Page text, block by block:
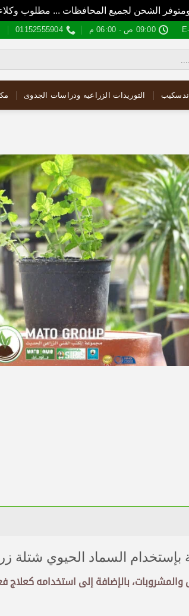
ومتوفر الشحن لجميع المحافظات ... مطلوب
09:00 ص - 06:00 م 01152555904
التوريدات الزراعيه ودراسات الجدوى
السماد الحيوي شتلة
بالإضافة إلى استخدامه كعلاج